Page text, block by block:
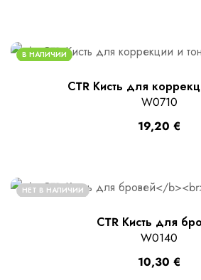
В НАЛИЧИИ
СTR Кисть для
W0710
19,20 €
НЕТ В НАЛИЧИИ
СTR Кисть для
W0140
10,30 €